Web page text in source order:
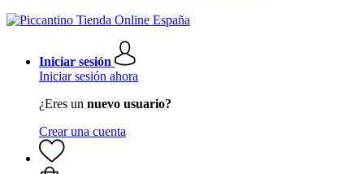
Iniciar sesión
Iniciar sesión ahora
¿Eres un nuevo usuario?
Crear una cuenta